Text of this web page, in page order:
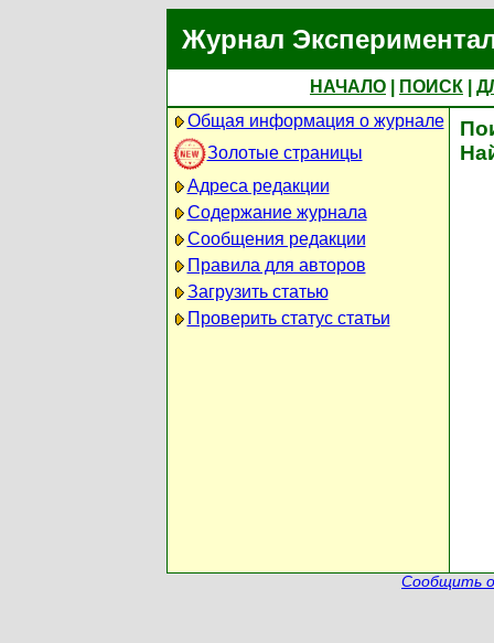
Журнал
НАЧАЛО ПОИСК
Общая информация о журнале
Золотые страницы
Адреса редакции
Содержание журнала
Сообщения редакции
Правила для авторов
Загрузить статью
Проверить статус статьи
Сообщить о